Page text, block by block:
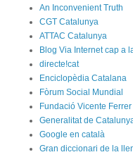
An Inconvenient Truth
CGT Catalunya
ATTAC Catalunya
Blog Via Internet cap a
directe!cat
Enciclopèdia Catalana
Fòrum Social Mundial
Fundació Vicente Ferrer
Generalitat de
Google en català
Gran diccionari de la